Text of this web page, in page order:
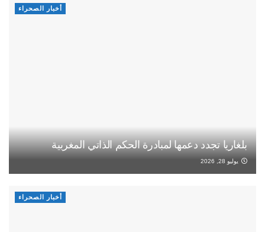
أخبار الصحراء
بلغاريا تجدد دعمها لمبادرة الحكم الذاتي المغربية
يوليو 28, 2026
أخبار الصحراء